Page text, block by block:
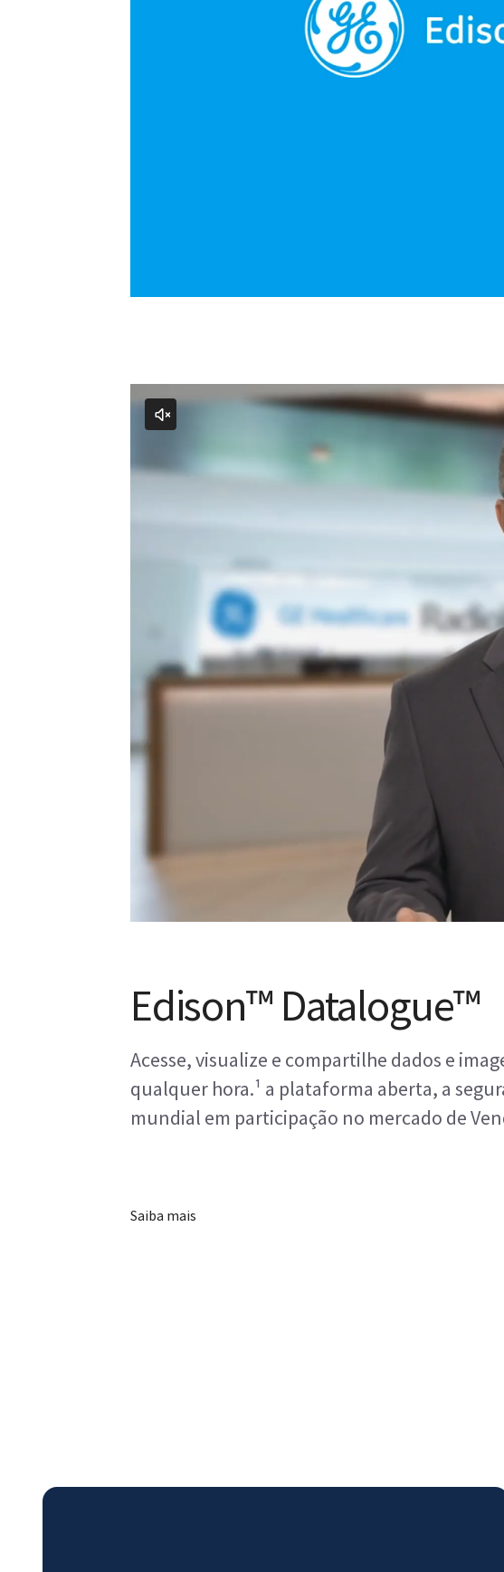
Edison™ Datalogue™
Acesse, visualize e compartilhe dados e
qualquer hora.¹ a plataforma aberta, a
mundial em participação no mercado de
Saiba mais